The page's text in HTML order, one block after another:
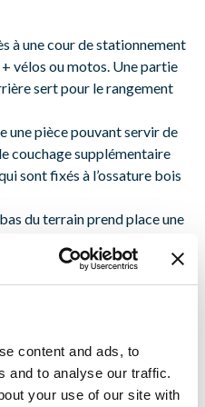
content and ads, to
and to analyse our traffic.
your use of our site with
à une cour de stationnement
vélos ou motos. Une partie
sert pour le rangement
une pièce pouvant servir de
couchage supplémentaire
sont fixés à l’ossature bois
du terrain prend place une
également aménagée en